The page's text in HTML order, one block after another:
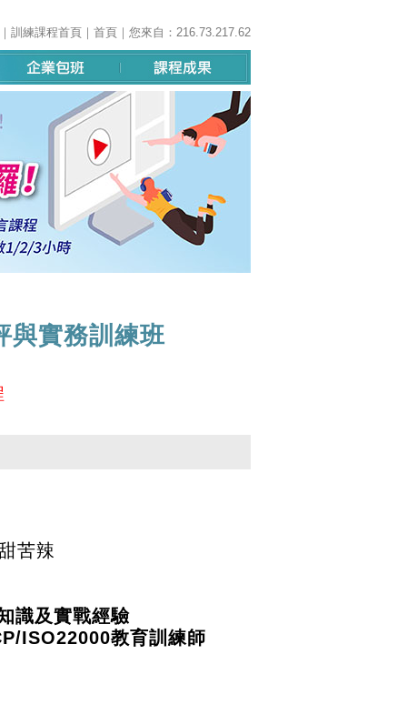
｜ 訓練課程首頁 ｜ 首頁 ｜您來自：216.73.217.62
與實務訓練班
苦辣
識及實戰經驗​
ISO22000教育訓練師